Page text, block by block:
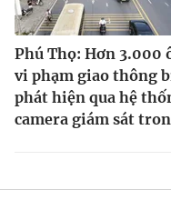
Tổng đài VTV:
024.38
Ðiện thoại Thời báo VTV:
Email:toasoan@vtv.vn
Liên hệ quảng cáo:024-
Phú Thọ: Hơn 3.000
vi phạm giao thông
phát hiện qua hệ
camera giám sát